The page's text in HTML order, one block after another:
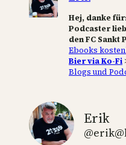
Hej, danke
Podcaster
den FC Sankt
Ebooks
Bier via Ko-Fi
Blogs und
Erik